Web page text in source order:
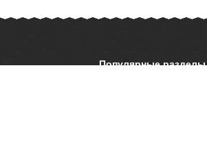
Популярные разделы